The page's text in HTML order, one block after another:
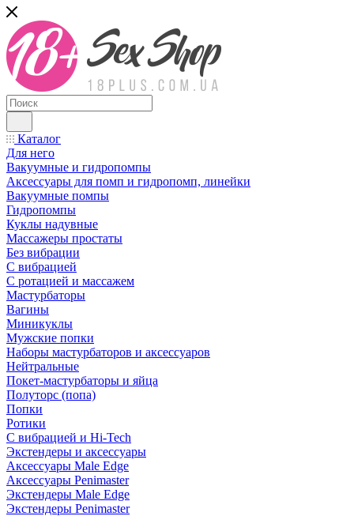
Каталог
Для него
Вакуумные и гидропомпы
Аксессуары для помп и гидропомп, линейки
Вакуумные помпы
Гидропомпы
Куклы надувные
Массажеры простаты
Без вибрации
С вибрацией
С ротацией и массажем
Мастурбаторы
Вагины
Миникуклы
Мужские попки
Наборы мастурбаторов и аксессуаров
Нейтральные
Покет-мастурбаторы и яйца
Полуторс (попа)
Попки
Ротики
С вибрацией и Hi-Tech
Экстендеры и аксессуары
Аксессуары Male Edge
Аксессуары Penimaster
Экстендеры Male Edge
Экстендеры Penimaster